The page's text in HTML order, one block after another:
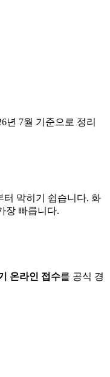
년 7월 기준으로 정리
터 막히기 쉽습니다. 화
장 빠릅니다.
온라인 접수를 공식 경